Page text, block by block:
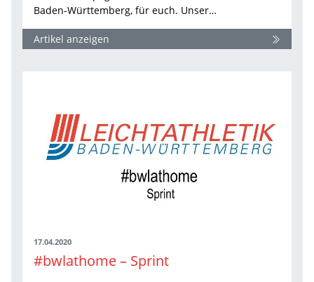
Baden-Württemberg, für euch. Unser…
Artikel anzeigen
17.04.2020
#bwlathome – Sprint